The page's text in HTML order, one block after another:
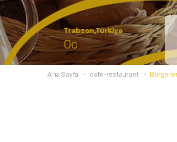
Trabzon,Türkiye
0c
Ana Sayfa cafe-restaurant